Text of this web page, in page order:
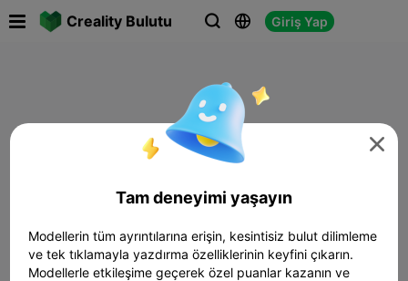
Creality Bulutu   Giriş Yap

Tam deneyimi yaşayın
Modellerin tüm ayrıntılarına erişin, kesintisiz bulut dilimleme
ve tek tıklamayla yazdırma özelliklerinin keyfini çıkarın.
Modellerle etkileşime geçerek özel puanlar kazanın ve